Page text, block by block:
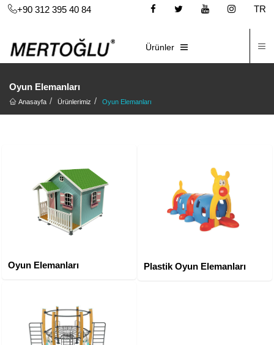
+90 312 395 40 84
TR
Ürünler
Oyun Elemanları
Anasayfa Ürünlerimiz Oyun Elemanları
Oyun Elemanları Plastik Oyun Elemanları